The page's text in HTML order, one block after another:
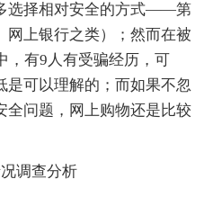
选择相对安全的方式——第
网上银行之类）；然而在被
，有9人有受骗经历，可
是可以理解的；而如果不忽
全问题，网上购物还是比较
调查分析